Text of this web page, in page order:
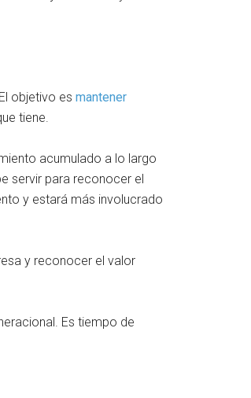
objetivo es mantener
tiene.
acumulado a lo largo
servir para reconocer el
y estará más involucrado
y reconocer el valor
Es tiempo de